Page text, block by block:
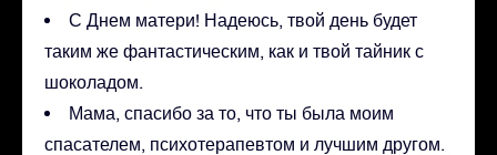
С Днем матери! Надеюсь, твой день будет
таким же фантастическим, как и твой тайник с
шоколадом.
Мама, спасибо за то, что ты была моим
спасателем, психотерапевтом и лучшим другом.